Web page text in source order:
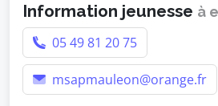
Information jeunesse à
05 49 81 20 75
msapmauleon@orange.fr